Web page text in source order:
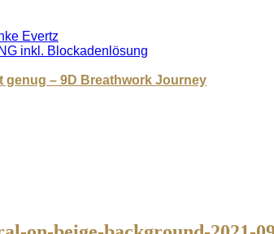
Evertz
inkl. Blockadenlösung
genug – 9D Breathwork Journey